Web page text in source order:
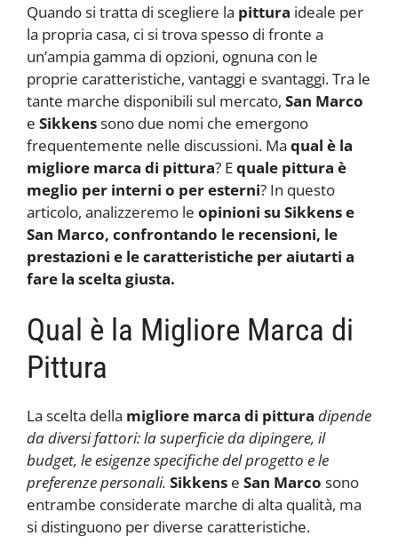
Quando si tratta di scegliere la pittura ideale per
la propria casa, ci si trova spesso di fronte a
un’ampia gamma di opzioni, ognuna con le
proprie caratteristiche, vantaggi e svantaggi. Tra le
tante marche disponibili sul mercato, San Marco
e Sikkenssono due nomi che emergono
frequentemente nelle discussioni. Ma qual è la
migliore marca di pittura? Equale pittura è
meglio per interni o per esterni? In questo
articolo, analizzeremo le opinioni su Sikkens e
San Marco, confrontando le recensioni, le
prestazioni e le caratteristiche per aiutarti a
fare la scelta giusta.
Qual è la Migliore Marca di
Pittura
La scelta della migliore marca di pittura dipende
da diversi fattori: la superficie da dipingere, il
budget, le esigenze specifiche del progetto e le
preferenze personali. Sikkens e San Marco sono
entrambe considerate marche di alta qualità, ma
si distinguono per diverse caratteristiche.